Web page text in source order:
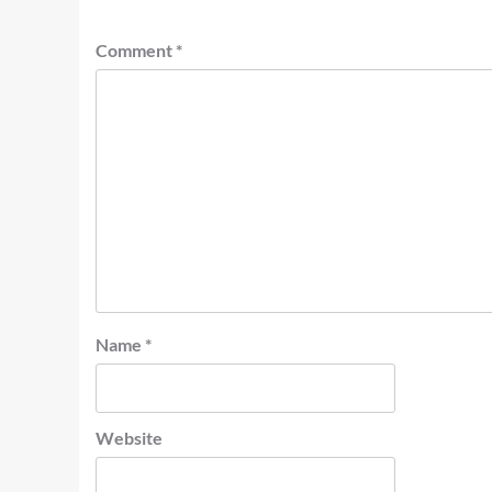
Comment *
Name *
Website